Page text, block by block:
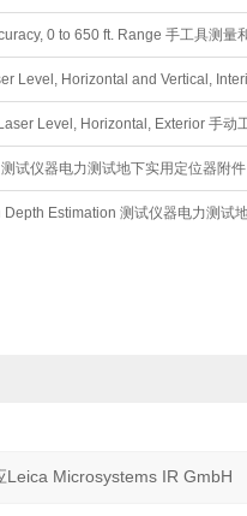
试仪器电力测试地下实用定位器附件